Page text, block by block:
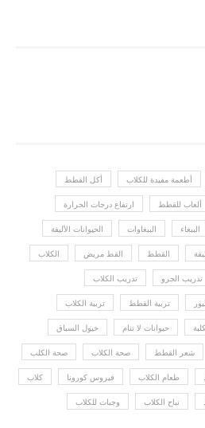
أطعمة مفيدة للكلاب أكل القطط
ألعاب للقطط ارتفاع درجات الحرارة
الببغاء الببغاوات الحيوانات الأليفة
القطط القط مريض الكلاب
تدريب الجرو تدريب الكلاب
تربية القطط تربية الكلاب
حيوانات لا تنام خيول السباق
شعر القطط صحة الكلاب صحة الكلب
طعام الكلاب فيروس كورونا كلاب
نباح الكلاب وجبات للكلاب